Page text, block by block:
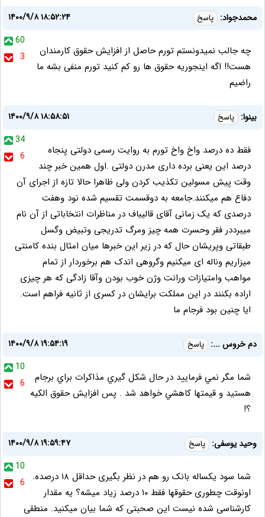
محمدجواد: پاسخ
۱۴۰۰/۹/۸ ۱۸:۵۲:۲۴
60
3
چه جالب نمیدونستم تورم حاصل از افزایش حقوق کارمندان
هست!! اگه اینجوریه حقوق ها رو کم کنید تورم منفی بشه ما
راضیم
بینوا: پاسخ
۱۴۰۰/۹/۸ ۱۸:۵۸:۵۱
34
6
فقط ده درصد واخ واخ تورم به روایت رسمی دولتی پنجاه
درصد این یعنی برده داری مدرن دولتی .اول همین خبر چند
وقت پیش مسولین تکذیب کردن ولی ظاهرا حالا تازه از اجرای آن
دفاع هم میکنند.جامعه به دوقسمت تقسیم شده نود وهفت
درصدی که یک زمانی آقای قالیباف در مناظرات انتخاباتی از آن نام
میبرددر فقر وحسرت همه چیز ومرگ تدریجی وتبیض وگسل
طبقاتی وپریشان حال که در زیر این خبرها میان امثال بنده کامنتی
میزاریم وناله ای میکنیم وگروهی اندک هم برخوردار از تمام
مواهب وامتیازات ورانت وژن خوب بودن وآقا زادگی که هر چیزی
اراده بکنند در این مملکت برایشان در کسری از ثانیه فراهم است.
ایا چنین بود فرجام ما
دم خروس ...: پاسخ
۱۴۰۰/۹/۸ ۱۹:۵۴:۱۹
10
6
شما مگر نمي فرماييد در حال شكل گيري مذاكرات براي برجام
هستيد و قيمتها كاهشي خواهد شد . پس افزايش حقوق الكيه
؟!
وحید یوسفی: پاسخ
۱۴۰۰/۹/۸ ۱۹:۵۹:۴۷
10
6
شما سود یکساله بانک رو هم در نظر بگیری حداقل ۱۸ درصده.
اونوقت چطوری حقوقها فقط ۱۰ درصد زیاد میشه؟ یه مقدار
کارشناسی شده نیست این صحبتی که شما بیان میکنید. منطقی